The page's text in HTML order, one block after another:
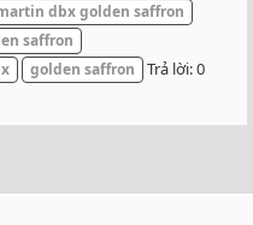
dbxgolden saffron
saffron
golden saffron
Trả lời: 0